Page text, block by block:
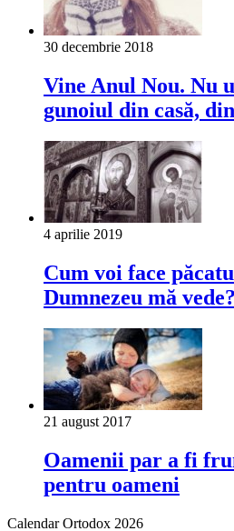
30 decembrie 2018
Vine Anul Nou. Nu
gunoiul din casă,
4 aprilie 2019
Cum voi face
Dumnezeu mă vede?
21 august 2017
Oamenii par a fi
pentru oameni
Calendar Ortodox 2026